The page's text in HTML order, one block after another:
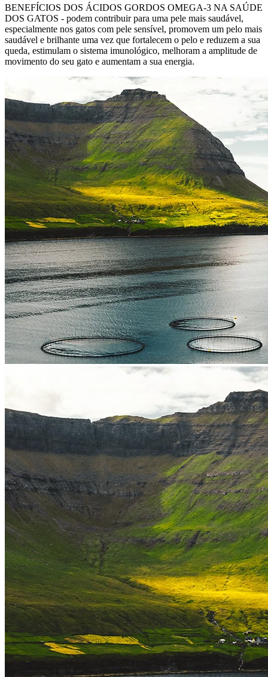
BENEFÍCIOS DOS ÁCIDOS GORDOS OMEGA-3 NA SAÚDE
DOS GATOS - podem contribuir para uma pele mais saudável,
especialmente nos gatos com pele sensível, promovem um pelo mais
saudável e brilhante uma vez que fortalecem o pelo e reduzem a sua
queda, estimulam o sistema imunológico, melhoram a amplitude de
movimento do seu gato e aumentam a sua energia.